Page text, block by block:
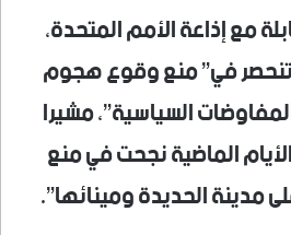
مع إذاعة الأمم المتحدة،
تنحصر في” منع وقوع هجوم
السياسية”، مشيرا
الماضية نجحت في منع
الحديدة ومينائها”.